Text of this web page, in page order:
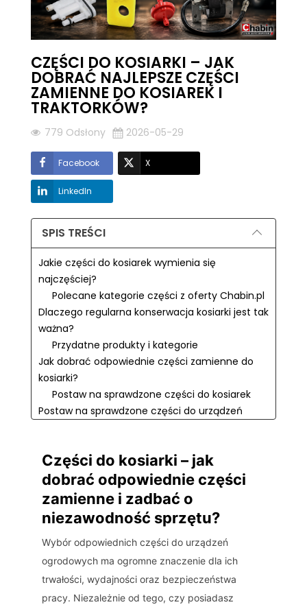
CZĘŚCI DO KOSIARKI – JAK
DOBRAĆ NAJLEPSZE CZĘŚCI
ZAMIENNE DO KOSIAREK I
TRAKTORKÓW?
779 Odsłony 2026-05-29
Facebook X
LinkedIn
SPIS TREŚCI
Jakie części do kosiarek wymienia się
najczęściej?
Polecane kategorie części z oferty Chabin.pl
Dlaczego regularna konserwacja kosiarki jest tak
ważna?
Przydatne produkty i kategorie
Jak dobrać odpowiednie części zamienne do
kosiarki?
Postaw na sprawdzone części do kosiarek
Postaw na sprawdzone części do urządzeń
Części do kosiarki – jak
dobrać odpowiednie części
zamienne i zadbać o
niezawodność sprzętu?
Wybór odpowiednich części do urządzeń
ogrodowych ma ogromne znaczenie dla ich
trwałości, wydajności oraz bezpieczeństwa
pracy. Niezależnie od tego, czy posiadasz